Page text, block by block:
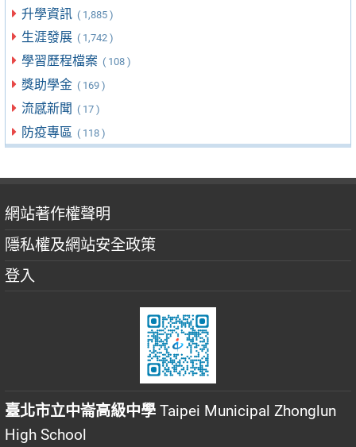
升學資訊 ( 1,885 )
生涯發展 ( 1,742 )
學習歷程檔案 ( 108 )
獎助學金 ( 169 )
流感新聞 ( 17 )
防疫專區 ( 118 )
網站著作權聲明
隱私權及網站安全政策
登入
臺北市立中崙高級中學 Taipei Municipal Zhonglun
High School